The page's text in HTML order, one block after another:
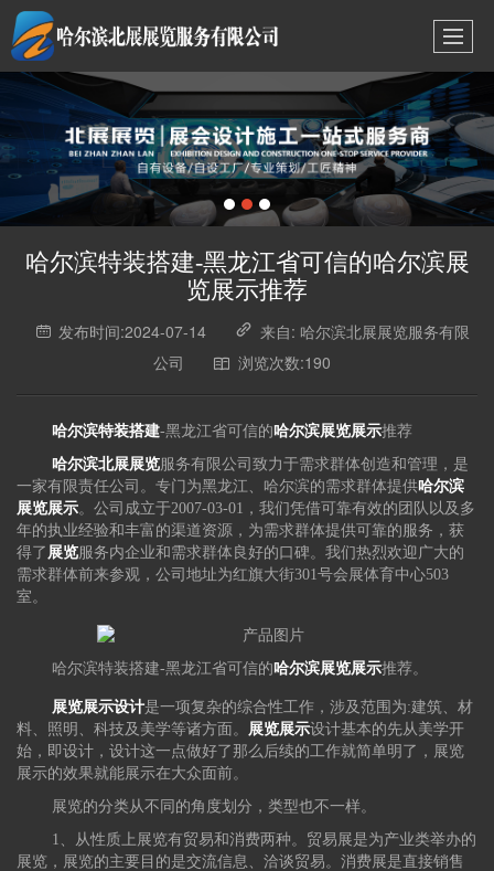
哈尔滨特装搭建-黑龙江省可信的哈尔滨展
览展示推荐
发布时间:2024-07-14
来自: 哈尔滨北展展览服务有限
公司
浏览次数:190
哈尔滨特装搭建-黑龙江省可信的 哈尔滨展览展示推荐
哈尔滨北展展览 服务有限公司致力于需求群体创造和管理，是
一家有限责任公司。专门为黑龙江、哈尔滨的需求群体提供哈尔滨
展览展示。公司成立于2007-03-01，我们凭借可靠有效的团队以及多
年的执业经验和丰富的渠道资源，为需求群体提供可靠的服务，获
得了 展览 服务内企业和需求群体良好的口碑。我们热烈欢迎广大的
需求群体前来参观，公司地址为红旗大街301号会展体育中心503
室。
哈尔滨特装搭建-黑龙江省可信的 哈尔滨展览展示推荐。
展览展示设计是一项复杂的综合性工作，涉及范围为:建筑、材
料、照明、科技及美学等诸方面。
展览展示设计基本的先从美学开
始，即设计，设计这一点做好了那么后续的工作就简单明了，展览
展示的效果就能展示在大众面前。
展览的分类从不同的角度划分，类型也不一样。
1、从性质上展览有贸易和消费两种。贸易展是为产业类举办的
展览，展览的主要目的是交流信息、洽谈贸易。消费展是直接销售